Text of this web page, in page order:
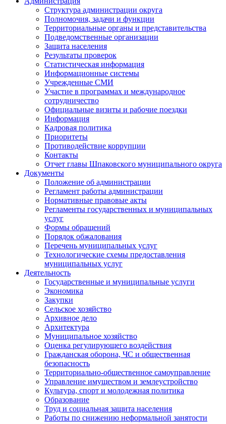
Структура администрации округа
Полномочия, задачи и функции
Территориальные органы и представительства
Подведомственные организации
Защита населения
Результаты проверок
Статистическая информация
Информационные системы
Учрежденные СМИ
Участие в программах и международное
сотрудничество
Официальные визиты и рабочие поездки
Информация
Кадровая политика
Приоритеты
Противодействие коррупции
Контакты
Отчет главы Шпаковского муниципального округа
Документы
Положение об администрации
Регламент работы администрации
Нормативные правовые акты
Регламенты государственных и муниципальных
услуг
Формы обращений
Порядок обжалования
Перечень муниципальных услуг
Технологические схемы предоставления
муниципальных услуг
Деятельность
Государственные и муниципальные услуги
Экономика
Закупки
Сельское хозяйство
Архивное дело
Архитектура
Муниципальное хозяйство
Оценка регулирующего воздействия
Гражданская оборона, ЧС и общественная
безопасность
Территориально-общественное самоуправление
Управление имуществом и землеустройство
Культура, спорт и молодежная политика
Образование
Труд и социальная защита населения
Работы по снижению неформальной занятости